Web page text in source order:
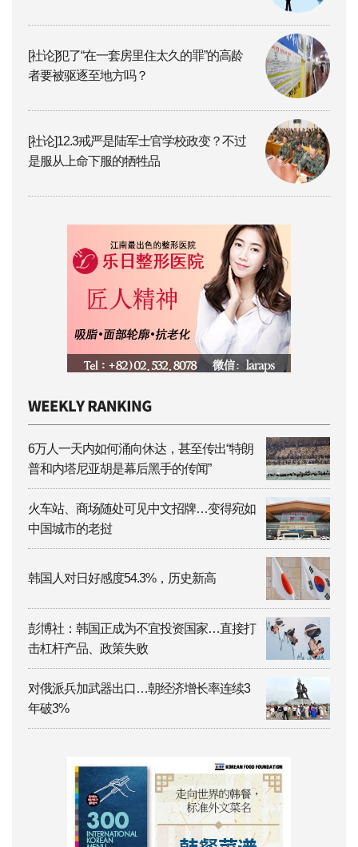
[社论]犯了“在一套房里住太久的罪”的高龄
者要被驱逐至地方吗？
[社论]12.3戒严是陆军士官学校政变？不过
是服从上命下服的牺牲品
6万人一天内如何涌向休达，甚至传出“特朗
普和内塔尼亚胡是幕后黑手的传闻”
火车站、商场随处可见中文招牌…变得宛如
中国城市的老挝
韩国人对日好感度54.3%，历史新高
彭博社：韩国正成为不宜投资国家…直接打
击杠杆产品、政策失败
对俄派兵加武器出口…朝经济增长率连续3
年破3%